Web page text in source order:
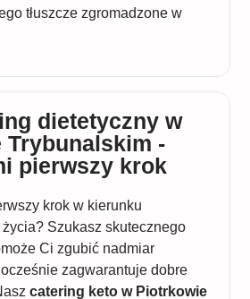
tłuszcze zgromadzone w
dietetyczny w
Trybunalskim -
pierwszy krok
krok w kierunku
Szukasz skutecznego
Ci zgubić nadmiar
zagwarantuje dobre
catering keto w Piotrkowie